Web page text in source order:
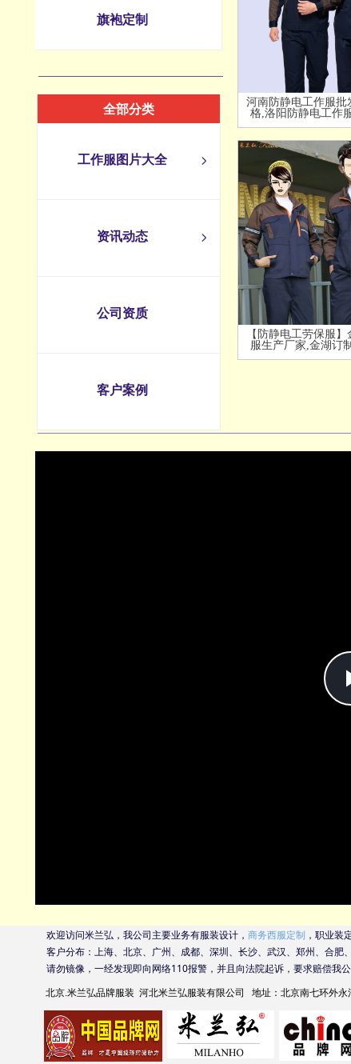
旗袍定制
河南防静电工作服批
格,洛阳防静电工作
格
【防静电工劳保服
服生产厂家,金湖订
作服生产厂商-
全部分类
ꁇ
工作服图片大全
ꁇ
资讯动态
公司资质
客户案例
欢迎访问米兰弘，我公司主要业务有服装设计， 商务西服定制 ，职业装
客户分布：上海、北京、广州、成都、深圳、长沙、武汉、郑州、合
请勿镜像，一经发现即向网络110报警，并且向法院起诉，要求赔偿
北京.米兰弘品牌服装 河北米兰弘服装有限公司 地址： 北京南七环外